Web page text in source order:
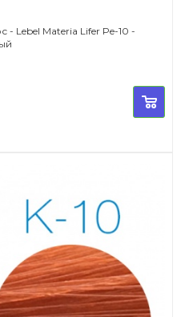
Lebel Materia Lifer Pe-10 -